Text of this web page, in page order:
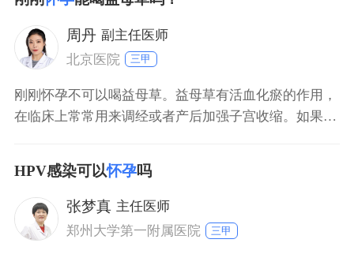
孕二十七周末是孕中期，孕中期胎儿已经稳定，可以过
性生活，但是性生活次数不能过多，动作也不能过于激
烈。孕二十八
周丹 副主任医师
北京医院
三甲
刚刚怀孕不可以喝益母草。益母草有活血化瘀的作用，
在临床上常常用来调经或者产后加强子宫收缩。如果在
时千万不可以喝益母草。就算想要流产，也要到医院做
一些相关的辅助检查，在排除流产禁忌证的情况下，要
采用药物流产、负压吸引手术来终止早期妊娠，而不要
随便用药，不
HPV感染可以怀孕吗
张梦真 主任医师
郑州大学第一附属医院
三甲